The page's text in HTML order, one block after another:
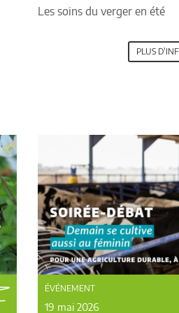
Les soins du verger en été
PLUS
ÉVÉNEMENT
19 mai 2026
31